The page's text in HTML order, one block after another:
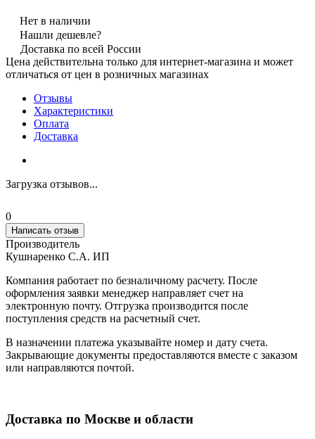
Нет в наличии
Нашли дешевле?
Доставка по всей России
Цена действительна только для интернет-магазина и может
отличаться от цен в розничных магазинах
Отзывы
Характеристики
Оплата
Доставка
Загрузка отзывов...
0
Написать отзыв
Производитель
Кушнаренко С.А. ИП
Компания работает по безналичному расчету. После
оформления заявки менеджер направляет счет на
электронную почту. Отгрузка производится после
поступления средств на расчетный счет.
В назначении платежа указывайте номер и дату счета.
Закрывающие документы предоставляются вместе с заказом
или направляются почтой.
Доставка по Москве и области